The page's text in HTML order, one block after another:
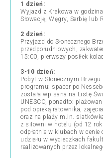
1 dzień:
Wyjazd z Krakowa w
Słowację, Węgry, Serbię lub
2 dzień:
Przyjazd do Słonecznego
przedpołudniowych,
15:00, pierwszy posiłek
3-10 dzień:
Pobyt w Słonecznym
programu: spacer po
została wpisana na Listę
UNESCO, ponadto:
pod opieką ratownika,
oraz na plaży m.in.
z siłowni w hotelu (od 12
odpłatnie w klubach w
udziału w wycieczkach
realizowanych przez